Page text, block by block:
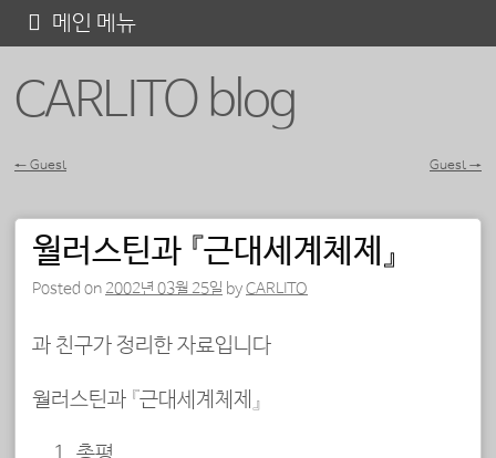
CARLITO blog
메인 메뉴
텐
← Guest Guest →
월러스틴과 『근대세계체제』
Posted on 2002년 03월 25일 byCARLITO
과 친구가 정리한 자료입니다
월러스틴과 『근대세계체제』